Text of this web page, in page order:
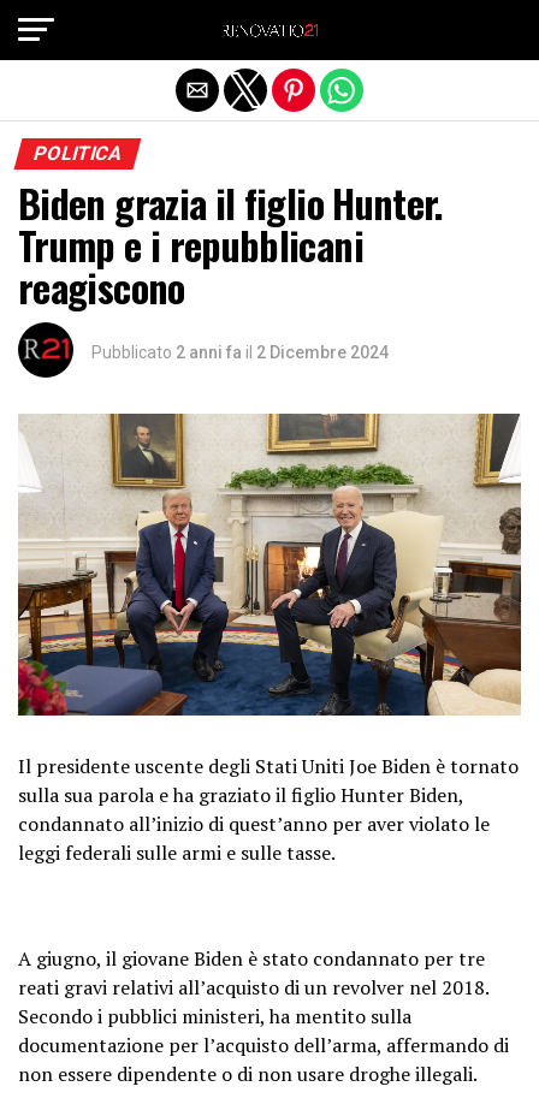
POLITICA
Biden grazia il figlio Hunter.
Trump e i repubblicani
reagiscono
Pubblicato 2 anni fa il 2 Dicembre 2024
Il presidente uscente degli Stati Uniti Joe Biden è tornato
sulla sua parola e ha graziato il figlio Hunter Biden,
condannato all’inizio di quest’anno per aver violato le
leggi federali sulle armi e sulle tasse.
A giugno, il giovane Biden è stato condannato per tre
reati gravi relativi all’acquisto di un revolver nel 2018.
Secondo i pubblici ministeri, ha mentito sulla
documentazione per l’acquisto dell’arma, affermando di
non essere dipendente o di non usare droghe illegali.
Exit mobile version